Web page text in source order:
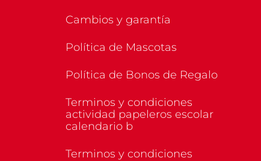
Cambios y garantía
Política de Mascotas
Política de Bonos de Regalo
Terminos y condiciones
actividad papeleros escolar
calendario b
Terminos y condiciones